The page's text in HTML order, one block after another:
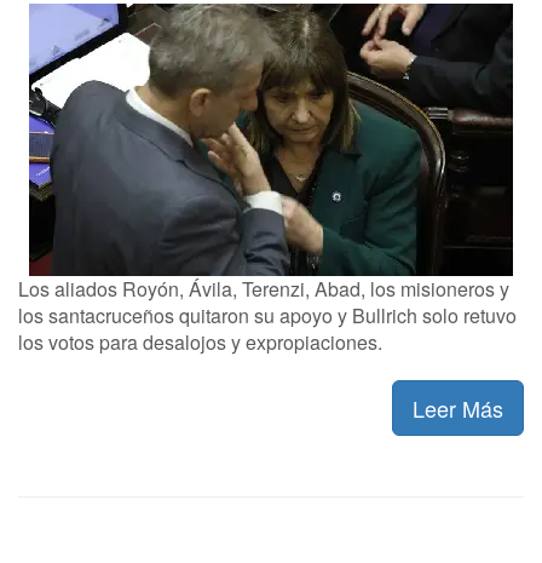
Los aliados Royón, Ávila, Terenzi, Abad, los misioneros y
los santacruceños quitaron su apoyo y Bullrich solo retuvo
los votos para desalojos y expropiaciones.
Leer Más